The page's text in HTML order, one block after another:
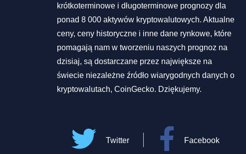
krótkoterminowe i długoterminowe prognozy dla
ponad 8 000 aktywów kryptowalutowych. Aktualne
ceny, ceny historyczne i inne dane rynkowe, które
pomagają nam w tworzeniu naszych prognoz na
dzisiaj, są dostarczane przez największe na
świecie niezależne źródło wiarygodnych danych o
kryptowalutach, CoinGecko. Dziękujemy.
Twitter Facebook